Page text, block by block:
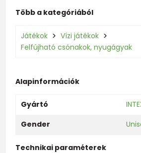
Több a kategóriából
Játékok
Vízi játékok
Felfújható csónakok, nyugágyak
Alapinformációk
Gyártó
Gender
Technikai paraméterek